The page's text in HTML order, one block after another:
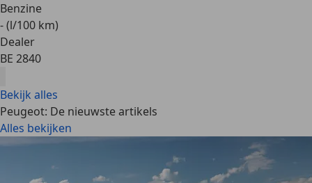
Benzine
- (l/100 km)
Dealer
BE 2840
Bekijk alles
Peugeot: De nieuwste artikels
Alles bekijken